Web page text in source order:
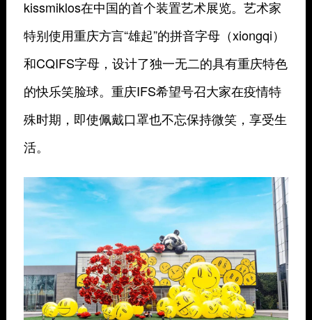
kissmiklos在中国的首个装置艺术展览。艺术家
特别使用重庆方言“雄起”的拼音字母（xiongqi）
和CQIFS字母，设计了独一无二的具有重庆特色
的快乐笑脸球。重庆IFS希望号召大家在疫情特
殊时期，即使佩戴口罩也不忘保持微笑，享受生
活。